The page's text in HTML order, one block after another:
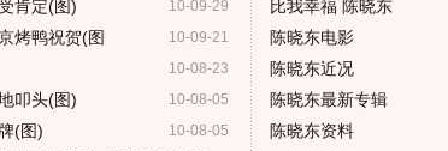
10-09-29
肯定(图)
10-09-21
烤鸭祝贺(图
10-08-23
10-08-05
叩头(图)
10-08-05
(图)
比我幸福 陈晓东
陈晓东电影
陈晓东近况
陈晓东最新专辑
陈晓东资料